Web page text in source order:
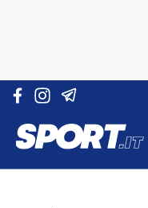
Vai al contenuto